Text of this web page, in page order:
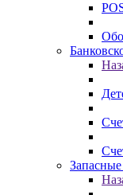
Запасные